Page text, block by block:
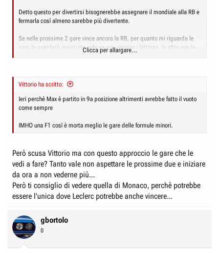
Detto questo per divertirsi bisognerebbe assegnare il mondiale alla RB e
fermarla così almeno sarebbe più divertente.
Se nelle prossime 2 gare vince ancora la RB, per quanto mi riguarda le
gare le guarderò registrate solo se non vincono i lattinari, le altre non le
Clicca per allargare...
Vittorio ha scritto:
Ieri perché Max è partito in 9a posizione altrimenti avrebbe fatto il vuoto
come sempre
IMHO una F1 così è morta meglio le gare delle formule minori.
Però scusa Vittorio ma con questo approccio le gare che le
vedi a fare? Tanto vale non aspettare le prossime due e iniziare
da ora a non vederne più...
Però ti consiglio di vedere quella di Monaco, perchè potrebbe
essere l'unica dove Leclerc potrebbe anche vincere...
gbortolo
0